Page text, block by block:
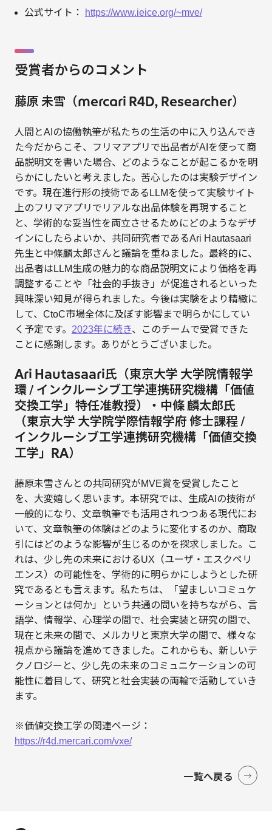
公式サイト： https://www.ieice.org/~mve/
受賞者からのコメント
藤原 未雪（mercari R4D, Researcher）
人間とAIの協働執筆が私たちの生活の中に入り込んでき
た今だからこそ、フリマアプリで出品者がAIを使って商
品説明文を書いた場合、どのようなことが起こるかを明
らかにしたいと考えました。苦心したのは実験デザイン
です。現在進行形の技術であるLLMを使って実験サイト
上のフリマアプリでリアルな出品体験を再現すること
と、学術的な妥当性を両立させるためにどのようなデザ
インにしたらよいか、共同研究者であるAri Hautasaari
先生と中條麟太郎さんと議論を重ねました。最終的に、
出品者はLLM生成の魅力的な商品説明文により価格を再
調整することや「社会的手抜き」が促進されるといった
興味深い知見が得られました。今後は実験をより精緻に
して、CtoC市場全体に及ぼす影響まで明らかにしてい
く予定です。 2023年に続き、このチームで受賞できた
ことに感謝します。ありがとうございました。
Ari Hautasaari氏（東京大学 大学院情報学
環 / インクルーシブ工学連携研究機構「価値
交換工学」特任准教授）・中條 麟太郎氏
（東京大学 大学院学際情報学府 修士課程 /
インクルーシブ工学連携研究機構「価値交換
工学」RA）
藤原未雪さんとの共同研究がMVE賞を受賞したこと
を、大変嬉しく思います。本研究では、生成AIの技術が
一般的になり、文章執筆でも活用されつつある現代にお
いて、文章執筆の体験はどのように変化するのか、商取
引にはどのような影響が生じるのかを探求しました。こ
れは、少し先の未来におけるUX（ユーザ・エスクペリ
エンス）の可能性を、学術的に明らかにしようとした研
究であるとも言えます。私たちは、「望ましいコミュケ
ーションとは何か」という共通の問いを持ちながら、言
語学、情報学、心理学の間で、社会実装と研究の間で、
現在と未来の間で、メルカリと東京大学の間で、様々な
視点から議論を進めてきました。これからも、新しいテ
クノロジーと、少し先の未来のコミュニケーションの可
能性に着目して、研究と社会実装の両輪で活動していき
ます。
※価値交換工学の関連ページ：
https://r4d.mercari.com/vxe/
一覧へ戻る